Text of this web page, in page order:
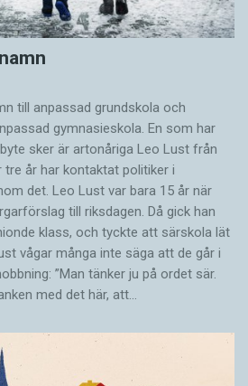
till anpassad grundskola och
gymnasieskola. En som har
sker är artonåriga Leo Lust från
år har kontaktat politiker i
det. Leo Lust var bara 15 år när
till riksdagen. Då gick han
klass, och tyckte att särskola lät
vågar många inte säga att de går i
”Man tänker ju på ordet sär.
med det här, att…